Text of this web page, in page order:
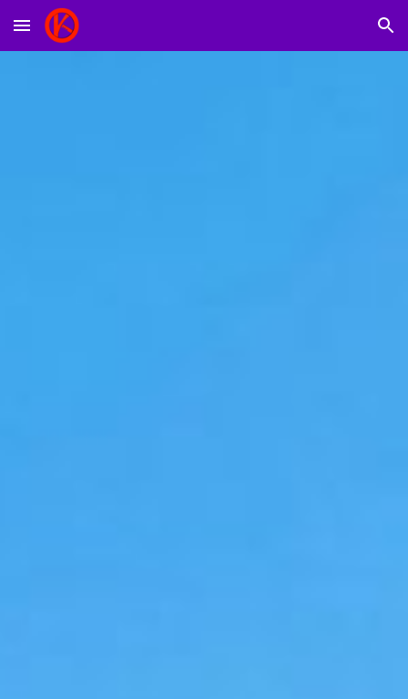
Skip to main content Skip to navigation